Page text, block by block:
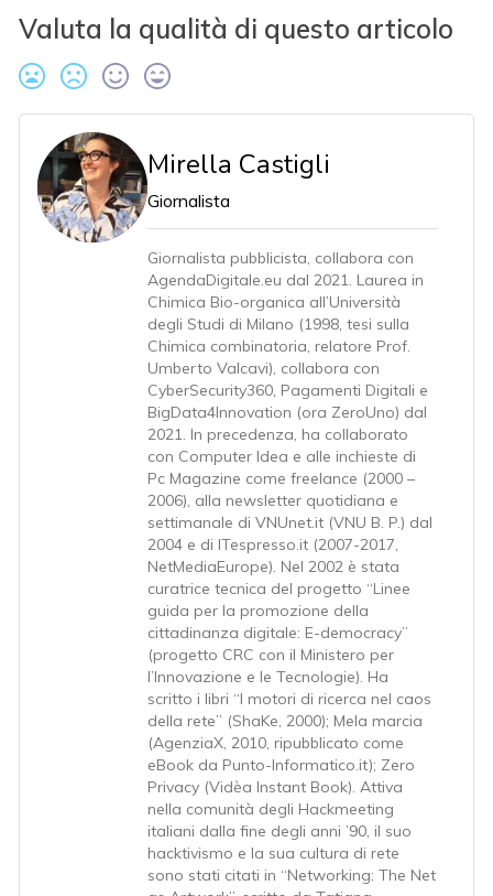
Valuta la qualità di questo articolo
Mirella Castigli
Giornalista
Giornalista pubblicista, collabora con
AgendaDigitale.eu dal 2021. Laurea in
Chimica Bio-organica all’Università
degli Studi di Milano (1998, tesi sulla
Chimica combinatoria, relatore Prof.
Umberto Valcavi), collabora con
CyberSecurity360, Pagamenti Digitali e
BigData4Innovation (ora ZeroUno) dal
2021. In precedenza, ha collaborato
con Computer Idea e alle inchieste di
Pc Magazine come freelance (2000 –
2006), alla newsletter quotidiana e
settimanale di VNUnet.it (VNU B. P.) dal
2004 e di ITespresso.it (2007-2017,
NetMediaEurope). Nel 2002 è stata
curatrice tecnica del progetto “Linee
guida per la promozione della
cittadinanza digitale: E-democracy”
(progetto CRC con il Ministero per
l’Innovazione e le Tecnologie). Ha
scritto i libri “I motori di ricerca nel caos
della rete” (ShaKe, 2000); Mela marcia
(AgenziaX, 2010, ripubblicato come
eBook da Punto-Informatico.it); Zero
Privacy (Vidèa Instant Book). Attiva
nella comunità degli Hackmeeting
italiani dalla fine degli anni ’90, il suo
hacktivismo e la sua cultura di rete
sono stati citati in “Networking: The Net